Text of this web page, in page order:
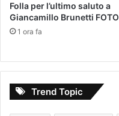
Folla per l’ultimo saluto a
Giancamillo Brunetti FOTO
1 ora fa
Trend Topic